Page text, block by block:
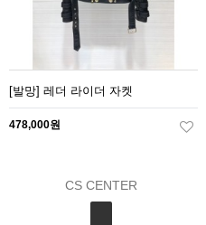
[발망] 레더 라이더 자켓
478,000원
CS CENTER